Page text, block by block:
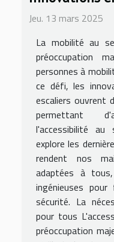
Jeu. 13 mars 2025
La mobilité au
préoccupation
personnes à
ce défi, les
escaliers ouvrent
permettant
l'accessibilité
explore les
rendent nos
adaptées à
ingénieuses
sécurité. La
pour tous
préoccupation